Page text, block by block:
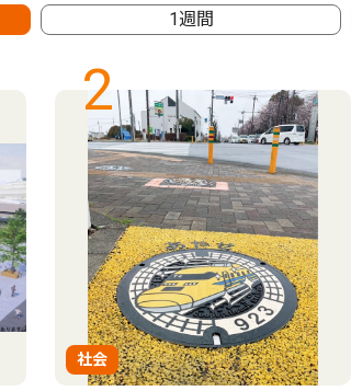
1週間
2
社会